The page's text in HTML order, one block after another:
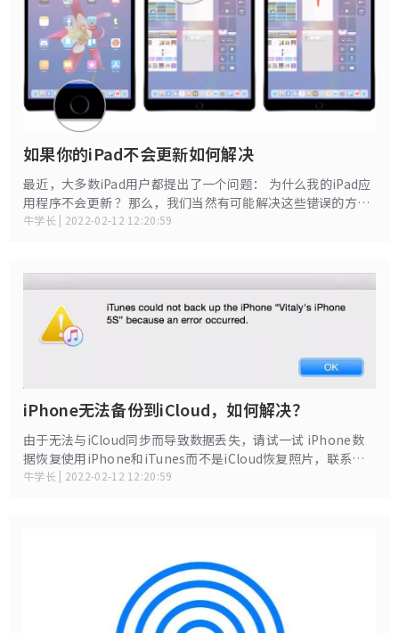
如果你的iPad不会更新如何解决
最近，大多数iPad用户都提出了一个问题： 为什么我的iPad应
用程序不会更新 ？那么，我们当然有可能解决这些错误的方
法。
牛学长 | 2022-02-12 12:20:59
iPhone无法备份到iCloud，如何解决？
由于无法与iCloud同步而导致数据丢失，请试一试 iPhone数
据恢复使用iPhone和iTunes而不是iCloud恢复照片，联系人
和其他多达20种类型的数据丢失。
牛学长 | 2022-02-12 12:20:59